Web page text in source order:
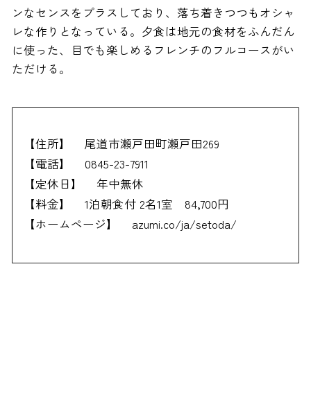
ンなセンスをプラスしており、落ち着きつつもオシャ
レな作りとなっている。夕食は地元の食材をふんだん
に使った、目でも楽しめるフレンチのフルコースがい
ただける。
【住所】
尾道市瀬戸田町瀬戸田269
【電話】
0845-23-7911
【定休日】
年中無休
【料金】
1泊朝食付 2名1室 84,700円
【ホームページ】
azumi.co/ja/setoda/